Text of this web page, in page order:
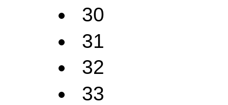
30
31
32
33